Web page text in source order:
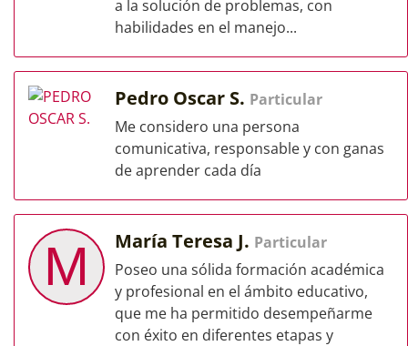
a la solución de problemas, con
habilidades en el manejo...
Pedro Oscar S. Particular
Me considero una persona
comunicativa, responsable y con ganas
de aprender cada día
M María Teresa J. Particular
Poseo una sólida formación académica
y profesional en el ámbito educativo,
que me ha permitido desempeñarme
con éxito en diferentes etapas y